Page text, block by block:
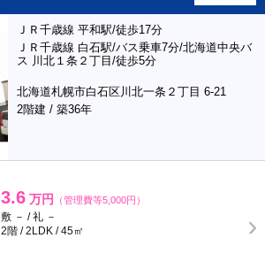
ＪＲ千歳線 平和駅/徒歩17分
ＪＲ千歳線 白石駅/バス乗車7分/北海道中央バ
ス 川北１条２丁目/徒歩5分
北海道札幌市白石区川北一条２丁目 6-21
2階建 / 築36年
3.6 万円 （管理費等5,000円）
敷 － / 礼 －
2階 / 2LDK / 45㎡